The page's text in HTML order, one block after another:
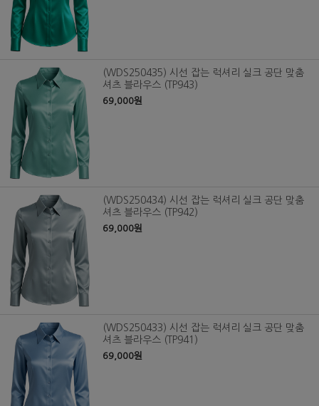
(WDS250435) 시선 잡는 럭셔리 실크 공단 맞춤
셔츠 블라우스 (TP943)
69,000원
(WDS250434) 시선 잡는 럭셔리 실크 공단 맞춤
셔츠 블라우스 (TP942)
69,000원
(WDS250433) 시선 잡는 럭셔리 실크 공단 맞춤
셔츠 블라우스 (TP941)
69,000원